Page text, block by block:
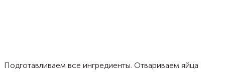
Подготавливаем все ингредиенты. Отвариваем яйца